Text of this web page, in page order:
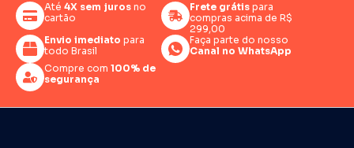
Até 4X sem juros no
cartão
Frete grátispara
compras acima de R$
299,00
Envio imediato para
todo Brasil
Faça parte do nosso
Canal no WhatsApp
Compre com 100% de
segurança